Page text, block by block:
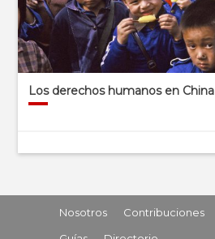
Los derechos humanos en China
Nosotros Contribuciones